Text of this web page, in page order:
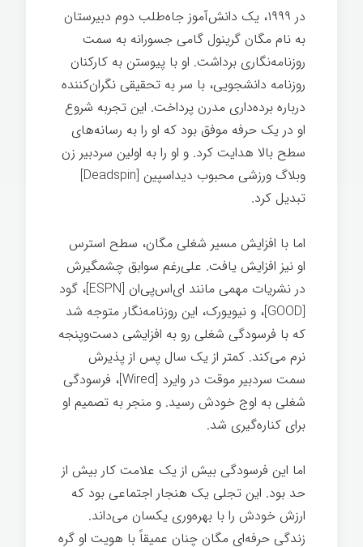
در ۱۹۹۹، یک دانش‌آموز جاه‌طلب دوم دبیرستان
به نام مگان گرینول گامی جسورانه به سمت
روزنامه‌نگاری برداشت. او با پیوستن به کارکنان
روزنامه دانشجویی، با سر به تحقیقی نگران‌کننده
درباره برده‌داری مدرن پرداخت. این تجربه شروع
او در یک حرفه موفق بود که او را به رسانه‌های
سطح بالا هدایت کرد. و او را به اولین سردبیر زن
وبلاگ ورزشی محبوب دیداسپین [Deadspin]
تبدیل کرد.
اما با افزایش مسیر شغلی مگان، سطح استرس
او نیز افزایش یافت. علی‌رغم سوابق چشمگیرش
در نشریات مهمی مانند ای‌اس‌پی‌ان [ESPN]، گود
[GOOD]، و نیویورک، این روزنامه‌نگار متوجه شد
که با فرسودگی شغلی رو به افزایشی دست‌وپنجه
نرم می‌کند. کمتر از یک سال پس از پذیرش
سمت سردبیر موقت در وایرد [Wired]، فرسودگی
شغلی به اوج خودش رسید. و منجر به تصمیم او
برای کناره‌گیری شد.
اما این فرسودگی بیش از یک علامت کار بیش از
حد بود. این تجلی یک هنجار اجتماعی بود که
ارزش خودش را با بهره‌وری یکسان می‌داند.
زندگی حرفه‌ای مگان چنان عمیقاً با هویت او گره